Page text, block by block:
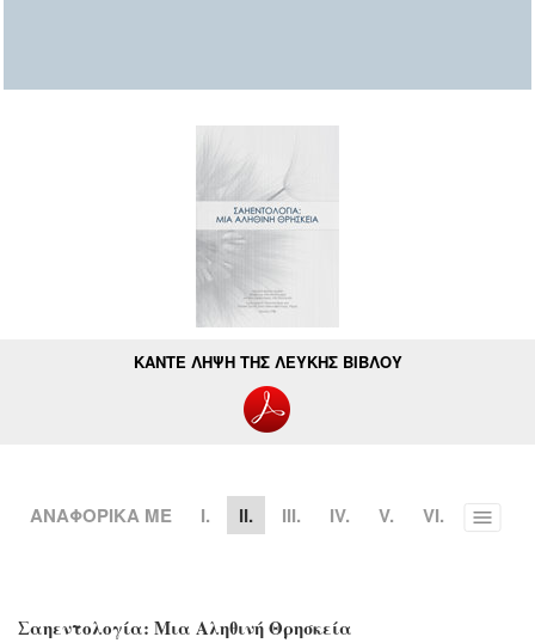
ΚΑΝΤΕ ΛΗΨΗ ΤΗΣ ΛΕΥΚΗΣ ΒΙΒΛΟΥ
ΑΝΑΦΟΡΙΚΑ ΜΕ Ι. II. III. IV. V. VI. Toggle
Σαηεντολογία: Μια Αληθινή Θρησκεία